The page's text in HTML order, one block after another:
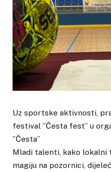
Uz sportske aktivnosti,
festival ”Česta fest” u
”Česta”
Mladi talenti, kako lokalni
magiju na pozornici,